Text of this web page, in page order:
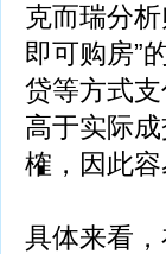
克而瑞分
即可购房”
贷等方式
高于实际
榷，因此容
具体来看